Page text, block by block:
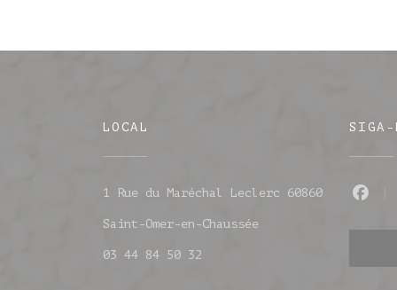
LOCAL
1 Rue du Maréchal Leclerc 60860
Saint-Omer-en-Chaussée((abre numa nova
03 44 84 50 32
SIGA-